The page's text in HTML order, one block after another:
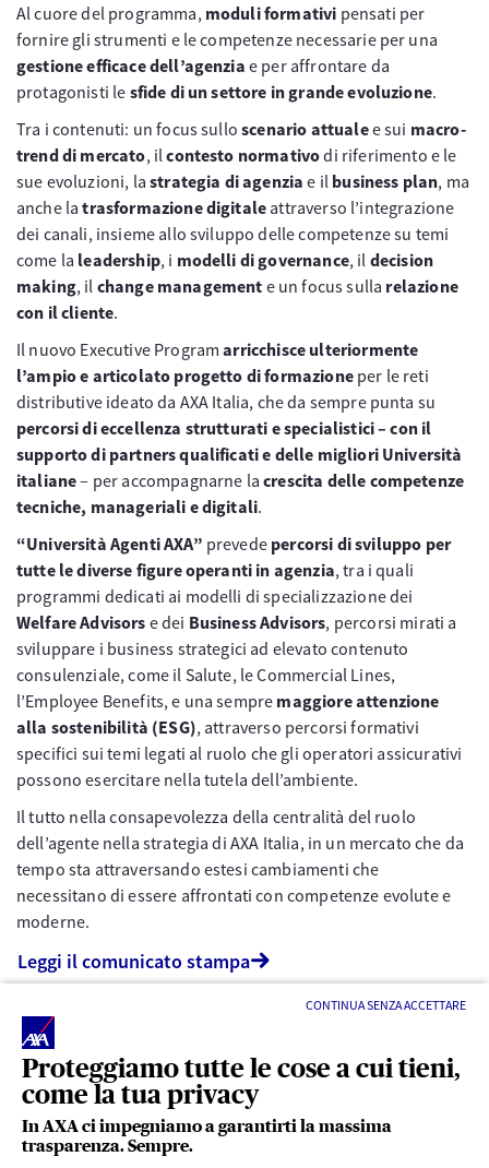
Proteggiamo tutte le cose a cui tieni,
come la tua privacy
In AXA ci impegniamo a garantirti la massima
trasparenza. Sempre.
CONTINUA SENZA ACCETTARE
Al cuore del programma, moduli formativi pensati per
fornire gli strumenti e le competenze necessarie per una
gestione efficace dell’agenzia e per affrontare da
protagonisti le sfide di un settore in grande evoluzione.
Tra i contenuti: un focus sulloscenario attualee sui macro-
trend di mercato, ilcontesto normativodi riferimento e le
sue evoluzioni, lastrategia di agenzia e il business plan, ma
anche latrasformazione digitale attraverso l’integrazione
dei canali, insieme allo sviluppo delle competenze su temi
come la leadership, i modelli di governance, il decision
making, il change management e un focus sulla relazione
con il cliente.
Il nuovo Executive Programarricchisce ulteriormente
l’ampio e articolato progetto di formazioneper le reti
distributive ideato da AXA Italia, che da sempre punta su
percorsi di eccellenza strutturati e specialistici – con il
supporto di partners qualificati e delle migliori Università
italiane– per accompagnarne lacrescita delle competenze
tecniche, manageriali e digitali.
“Università Agenti AXA” prevede percorsi di sviluppo per
tutte le diverse figure operanti in agenzia, tra i quali
programmi dedicati ai modelli di specializzazione dei
Welfare Advisors e dei Business Advisors, percorsi mirati a
sviluppare i business strategici ad elevato contenuto
consulenziale, come il Salute, le Commercial Lines,
l’Employee Benefits, e una sempre maggiore attenzione
alla sostenibilità (ESG), attraverso percorsi formativi
specifici sui temi legati al ruolo che gli operatori assicurativi
possono esercitare nella tutela dell’ambiente.
Il tutto nella consapevolezza della centralità del ruolo
dell’agente nella strategia di AXA Italia, in un mercato che da
tempo sta attraversando estesi cambiamenti che
necessitano di essere affrontati con competenze evolute e
moderne.
Leggi il comunicato stampa